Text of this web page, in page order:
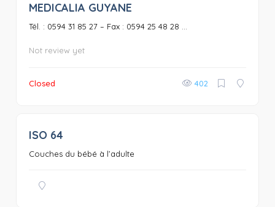
MEDICALIA GUYANE
Tél. : 0594 31 85 27 – Fax : 0594 25 48 28 ...
Not review yet
Closed 402
ISO 64
Couches du bébé à l’adulte